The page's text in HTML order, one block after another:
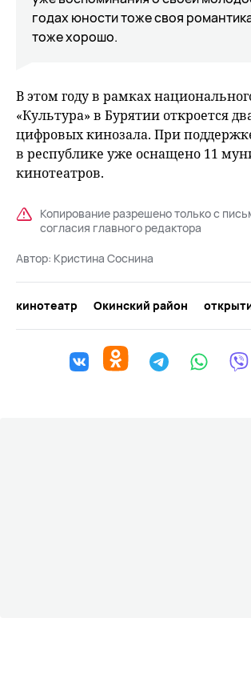
годах юности тоже своя
тоже хорошо.
В этом году в рамках
«Культура» в Бурятии откроется
цифровых кинозала. При
в республике уже оснащено 11
кинотеатров.
Копирование разрешено только с
согласия главного редактора
Автор: Кристина Соснина
кинотеатр Окинский район